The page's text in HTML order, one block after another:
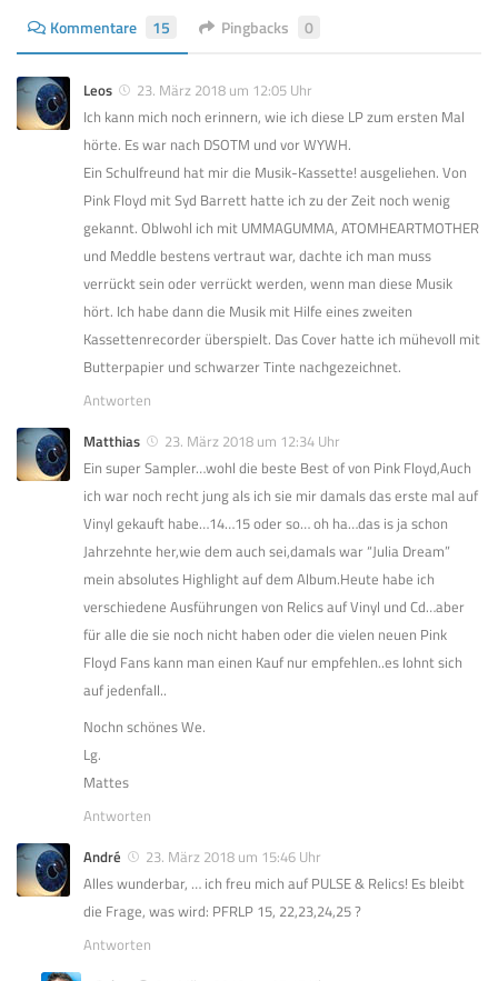
Kommentare 15 Pingbacks 0
Leos
23. März 2018 um 12:05 Uhr
Ich kann mich noch erinnern, wie ich diese LP zum ersten Mal
hörte. Es war nach DSOTM und vor WYWH.
Ein Schulfreund hat mir die Musik-Kassette! ausgeliehen. Von
Pink Floyd mit Syd Barrett hatte ich zu der Zeit noch wenig
gekannt. Oblwohl ich mit UMMAGUMMA, ATOMHEARTMOTHER
und Meddle bestens vertraut war, dachte ich man muss
verrückt sein oder verrückt werden, wenn man diese Musik
hört. Ich habe dann die Musik mit Hilfe eines zweiten
Kassettenrecorder überspielt. Das Cover hatte ich mühevoll mit
Butterpapier und schwarzer Tinte nachgezeichnet.
Antworten
Matthias
23. März 2018 um 12:34 Uhr
Ein super Sampler…wohl die beste Best of von Pink Floyd,Auch
ich war noch recht jung als ich sie mir damals das erste mal auf
Vinyl gekauft habe…14…15 oder so… oh ha…das is ja schon
Jahrzehnte her,wie dem auch sei,damals war “Julia Dream”
mein absolutes Highlight auf dem Album.Heute habe ich
verschiedene Ausführungen von Relics auf Vinyl und Cd…aber
für alle die sie noch nicht haben oder die vielen neuen Pink
Floyd Fans kann man einen Kauf nur empfehlen..es lohnt sich
auf jedenfall..
Nochn schönes We.
Lg.
Mattes
Antworten
André
23. März 2018 um 15:46 Uhr
Alles wunderbar, … ich freu mich auf PULSE & Relics! Es bleibt
die Frage, was wird: PFRLP 15, 22,23,24,25 ?
Antworten